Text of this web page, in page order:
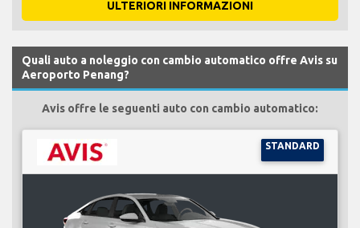
ULTERIORI INFORMAZIONI
Quali auto a noleggio con cambio automatico offre Avis su
Aeroporto Penang?
Avis offre le seguenti auto con cambio automatico:
STANDARD